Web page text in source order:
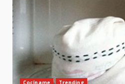
Cocíname Trending